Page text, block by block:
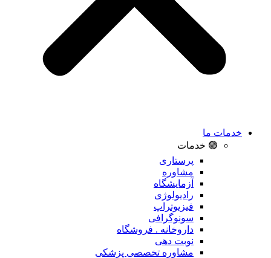
خدمات ما
🟢 خدمات
پرستاری
مشاوره
آزمایشگاه
رادیولوژی
فیزیوتراپ
سونوگرافی
داروخانه . فروشگاه
نوبت دهی
مشاوره تخصصی پزشکی